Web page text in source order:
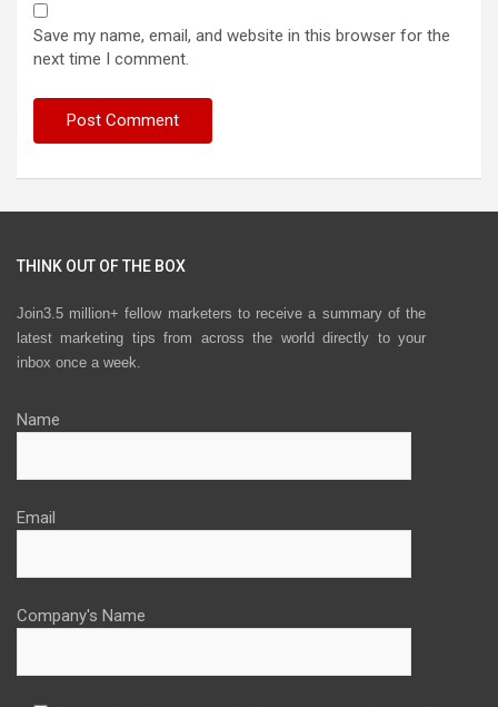
Save my name, email, and website in this browser for the
next time I comment.
THINK OUT OF THE BOX
Join3.5 million+ fellow marketers to receive a summary of the
latest marketing tips from across the world directly to your
inbox once a week.
Name
Email
Company's Name